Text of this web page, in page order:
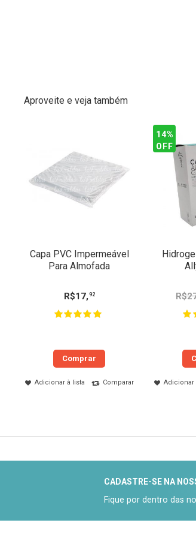
Aproveite e veja também
Capa PVC Impermeável
Para Almofada
R$17, 92
Comprar
Adicionar à lista Comparar
R$
Adicionar
14%
OFF
CADASTRE-SE NA
Fique por dentro das